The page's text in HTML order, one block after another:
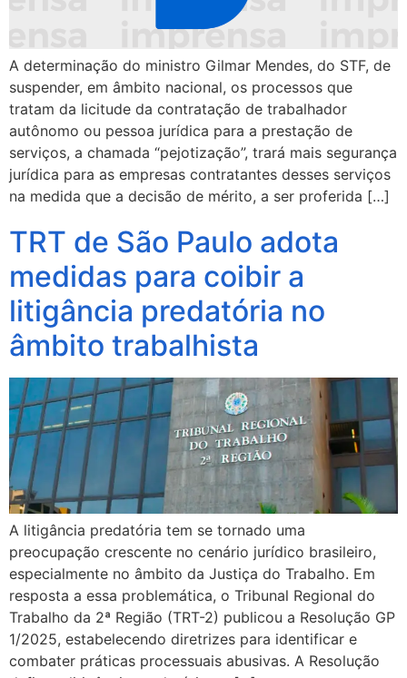
A determinação do ministro Gilmar Mendes, do STF, de
suspender, em âmbito nacional, os processos que
tratam da licitude da contratação de trabalhador
autônomo ou pessoa jurídica para a prestação de
serviços, a chamada “pejotização”, trará mais segurança
jurídica para as empresas contratantes desses serviços
na medida que a decisão de mérito, a ser proferida […]
TRT de São Paulo adota
medidas para coibir a
litigância predatória no
âmbito trabalhista
A litigância predatória tem se tornado uma
preocupação crescente no cenário jurídico brasileiro,
especialmente no âmbito da Justiça do Trabalho. Em
resposta a essa problemática, o Tribunal Regional do
Trabalho da 2ª Região (TRT-2) publicou a Resolução GP
1/2025, estabelecendo diretrizes para identificar e
combater práticas processuais abusivas. A Resolução